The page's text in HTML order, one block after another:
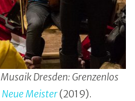
Musaik Dresden: Grenzenlos
Neue Meister(2019).